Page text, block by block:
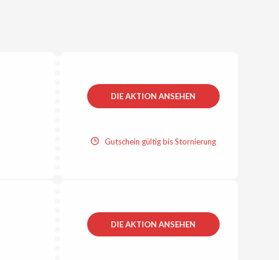
DIE AKTION ANSEHEN
Gutschein gültig bis Stornierung
DIE AKTION ANSEHEN